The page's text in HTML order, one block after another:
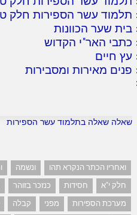
תלמוד עשר הספירות חלק
בית שער הכוונות
כתבי האר"י הקדוש
עץ חיים
פנים מאירות ומסבירות
שאלה שאלה בתלמוד עשר הספירות
ואחריו הכתר הנקרא תהו ונשמה
חלק י"א
חסידות כנזכר בזוהר
מערכת הספירות
מפני קבלה